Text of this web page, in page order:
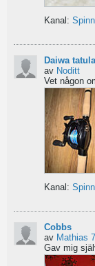
Kanal:
Daiwa
av Noditt
Kanal:
Cobbs
av Mathias